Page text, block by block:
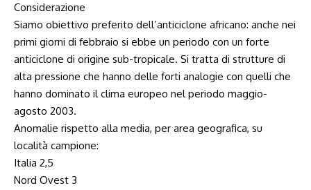
Considerazione
Siamo obiettivo preferito dell’anticiclone africano: anche nei
primi giorni di febbraio si ebbe un periodo con un forte
anticiclone di origine sub-tropicale. Si tratta di strutture di
alta pressione che hanno delle forti analogie con quelli che
hanno dominato il clima europeo nel periodo maggio-
agosto 2003.
Anomalie rispetto alla media, per area geografica, su
località campione:
Italia 2,5
Nord Ovest 3